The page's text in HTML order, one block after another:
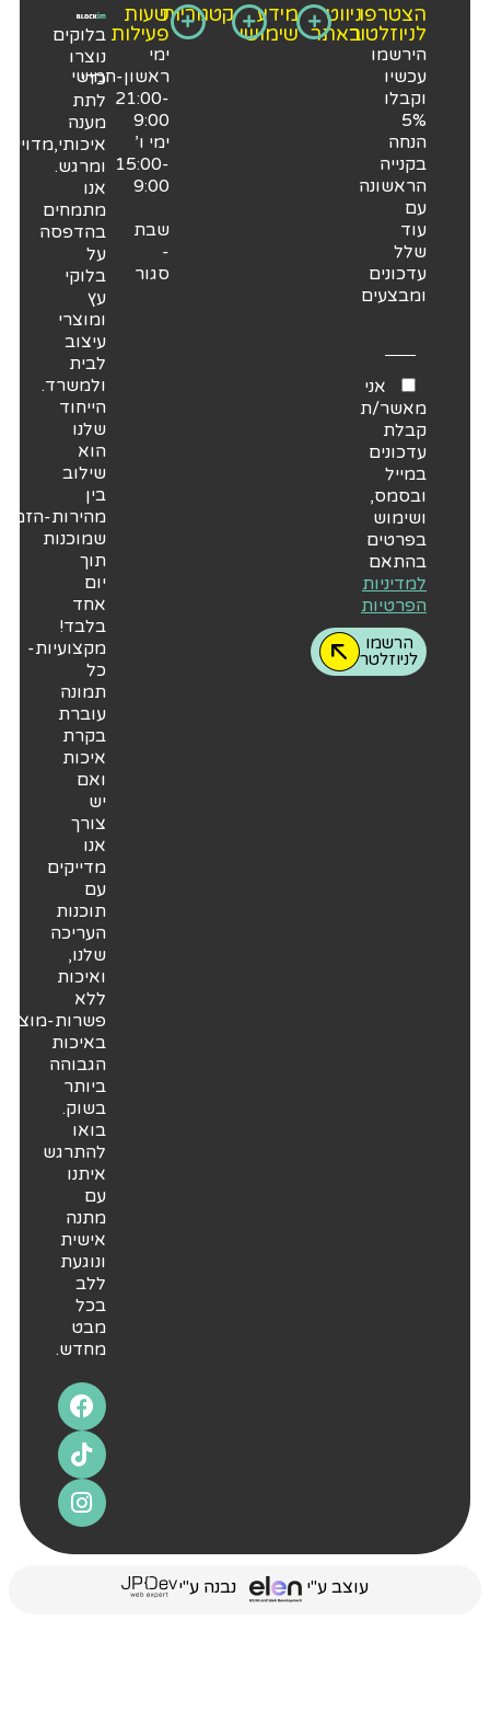
בלוקים
נוצרו
כדי
לתת
מענה
איכותי,מדוייק
ומרגש.
אנו
מתמחים
בהדפסה
על
בלוקי
עץ
ומוצרי
עיצוב
לבית
ולמשרד.
הייחוד
שלנו
הוא
שילוב
בין
מהירות-הזמנות
שמוכנות
תוך
יום
אחד
בלבד!
מקצועיות-
כל
תמונה
עוברת
בקרת
איכות
ואם
יש
צורך
אנו
מדייקים
עם
תוכנות
העריכה
שלנו,
ואיכות
ללא
פשרות-מוצרים
באיכות
הגבוהה
ביותר
בשוק.
בואו
להתרגש
איתנו
עם
מתנה
אישית
ונוגעת
ללב
בכל
מבט
מחדש.
ניווט
באתר
מידע
שימושי
קטגוריות​שעות
פעילות
ימי
ראשון-חמישי
21:00-
9:00
ימי ו’
15:00-
9:00
שבת
סגור
הצטרפו
לניוזלטור
הירשמו
עכשיו
וקבלו
5%
הנחה
בקנייה
הראשונה
עם
עוד
שלל
עדכונים
ומבצעים
אני
מאשר/ת
קבלת
עדכונים
במייל
ובסמס,
ושימוש
בפרטים
בהתאם
למדיניות
הפרטיות
הרשמו
לניוזלטר
עוצב ע"י נבנה ע"י